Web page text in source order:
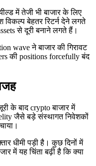
में तेजी भी बाजार के लिए
विकल्प बेहतर रिटर्न देने लगते
से दूरी बनाने लगते हैं।
wave ने बाजार की गिरावट
की positions forcefully बंद
के बाद crypto बाजार में
जैसे बड़े संस्थागत निवेशकों
धीमी पड़ी है। कुछ दिनों में
में यह चिंता बढ़ी है कि क्या